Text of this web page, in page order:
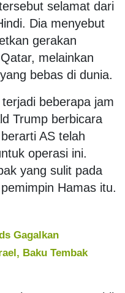
selamat dari
Dia menyebut
gerakan
melainkan
bebas di dunia.
beberapa jam
Trump berbicara
AS telah
operasi ini.
yang sulit pada
Hamas itu.
Gagalkan
Baku Tembak